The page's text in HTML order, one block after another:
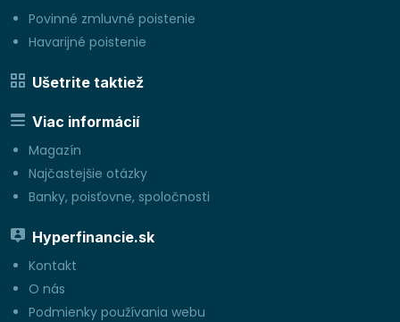
Povinné zmluvné poistenie
Havarijné poistenie
Ušetrite taktiež
Viac informácií
Magazín
Najčastejšie otázky
Banky, poisťovne, spoločnosti
Hyperfinancie.sk
Kontakt
O nás
Podmienky používania webu